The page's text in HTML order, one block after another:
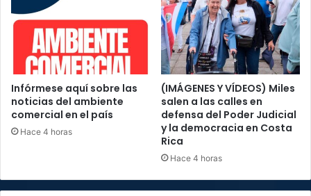
Infórmese aquí sobre las
noticias del ambiente
comercial en el país
Hace 4 horas
(IMÁGENES Y VÍDEOS) Miles
salen a las calles en
defensa del Poder Judicial
y la democracia en Costa
Rica
Hace 4 horas